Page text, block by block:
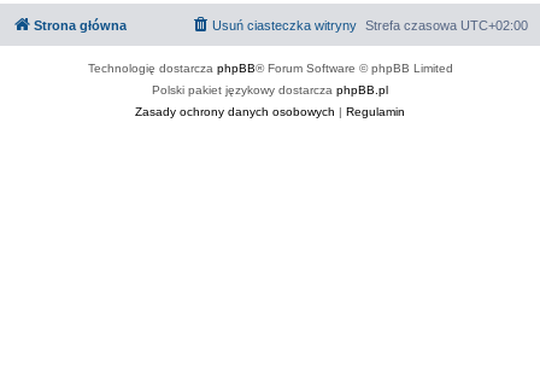
Strona główna Strefa czasowa UTC+02:00
Usuń ciasteczka witryny
Technologię dostarcza phpBB® Forum Software © phpBB Limited
Polski pakiet językowy dostarcza phpBB.pl
Zasady ochrony danych osobowych | Regulamin